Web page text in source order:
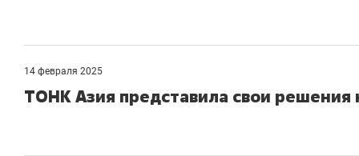
14 февраля 2025
ТОНК Азия представила свои